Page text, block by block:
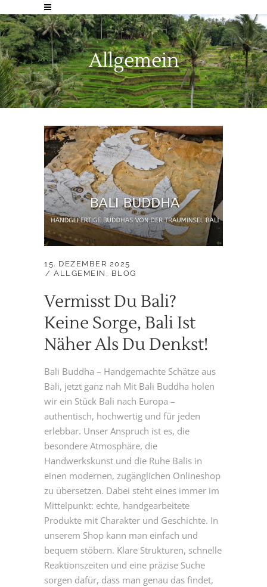
Allgemein
15. DEZEMBER 2025
ALLGEMEIN , BLOG
Vermisst Du Bali?
Keine Sorge, Bali Ist
Näher Als Du Denkst!
Bali Buddha – Handgemachte Schätze aus
Bali, jetzt ganz nah Mit Bali Buddha holen
wir ein Stück Bali nach Europa –
authentisch, hochwertig und für jeden
erlebbar. Unser Anspruch ist es, die
besondere Atmosphäre, die
Handwerkskunst und die Ruhe Balis in
einen modernen, zugänglichen Onlineshop
zu übersetzen. Dabei steht eines immer im
Mittelpunkt: echte, handgearbeitete
Produkte mit Charakter und Geschichte. In
unserem Shop kann man einfach und
bequem stöbern. Klare Strukturen, schnelle
Reaktionszeiten und eine präzise Suche
sorgen dafür, dass man genau das findet,